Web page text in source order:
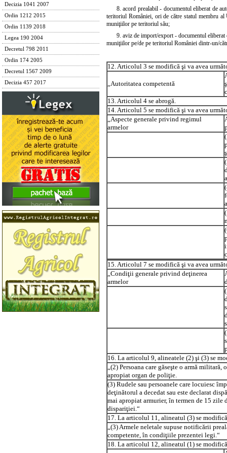
Decizia 1041 2007
Ordin 1212 2015
Ordin 1139 2018
Legea 190 2004
Decretul 798 2011
Ordin 174 2005
Decretul 1567 2009
Decizia 457 2017
8. acord prealabil - documentul eliberat de
teritoriul României, ori de către statul membru
muniţiilor pe teritoriul său;
9. aviz de import/export - documentul eliberat
muniţiilor pe/de pe teritoriul României dintr-un/
12. Articolul 3 se modifică şi va avea
„Autoritatea competentă
13. Articolul 4 se abrogă.
14. Articolul 5 se modifică şi va avea
„Aspecte generale privind regimul
armelor
15. Articolul 7 se modifică şi va avea
„Condiţii generale privind deţinerea
armelor
16. La articolul 9, alineatele (2) şi (3) se
„(2) Persoana care găseşte o armă
apropiat organ de poliţie.
(3) Rudele sau persoanele care locuiesc
deţinătorul a decedat sau este declarat
mai apropiat armurier, în termen de 15 zile
dispariţiei.“
17. La articolul 11, alineatul (3) se
„(3) Armele neletale supuse notificării
competente, în condiţiile prezentei legi.“
18. La articolul 12, alineatul (1) se